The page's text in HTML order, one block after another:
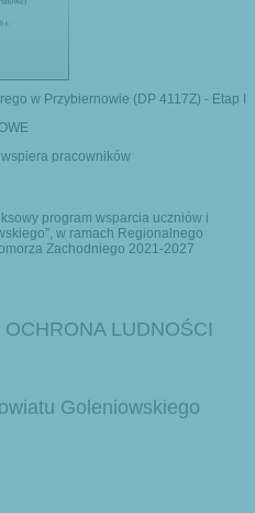
LUDNOŚCI
Goleniowskiego